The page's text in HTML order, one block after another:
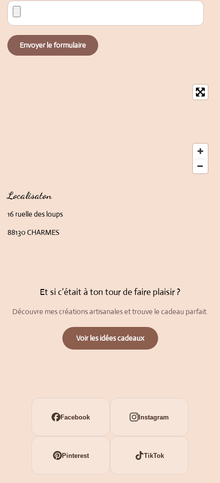
Envoyer le formulaire
Localisaton
16 ruelle des loups
88130 CHARMES
Et si c’était à ton tour de faire plaisir ?
Découvre mes créations artisanales et trouve le cadeau parfait.
Voir les idées cadeaux
Facebook Instagram
Pinterest TikTok